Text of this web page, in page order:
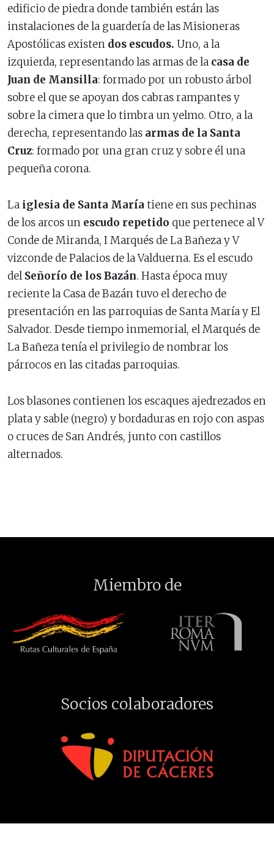
edificio de piedra donde también están las
instalaciones de la guardería de las Misioneras
Apostólicas existen dos escudos. Uno, a la
izquierda, representando las armas de la casa de
Juan de Mansilla: formado por un robusto árbol
sobre el que se apoyan dos cabras rampantes y
sobre la cimera que lo timbra un yelmo. Otro, a la
derecha, representando las armas de la Santa
Cruz: formado por una gran cruz y sobre él una
pequeña corona.
La iglesia de Santa María tiene en sus pechinas
de los arcos un escudo repetido que pertenece al V
Conde de Miranda, I Marqués de La Bañeza y V
vizconde de Palacios de la Valduerna. Es el escudo
delSeñorío de los Bazán. Hasta época muy
reciente la Casa de Bazán tuvo el derecho de
presentación en las parroquias de Santa María y El
Salvador. Desde tiempo inmemorial, el Marqués de
La Bañeza tenía el privilegio de nombrar los
párrocos en las citadas parroquias.
Los blasones contienen los escaques ajedrezados en
plata y sable (negro) y bordaduras en rojo con aspas
o cruces de San Andrés, junto con castillos
alternados.
Miembro de
Socios colaboradores